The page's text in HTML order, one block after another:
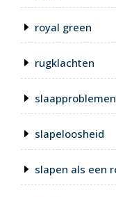
royal green
rugklachten
slaapproblemen
slapeloosheid
slapen als een